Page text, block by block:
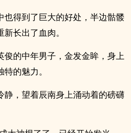
也得到了巨大的好处，半边骷髅
长出了血肉。
俊的中年男子，金发金眸，身上
的魅力。
静，望着辰南身上涌动着的磅礴